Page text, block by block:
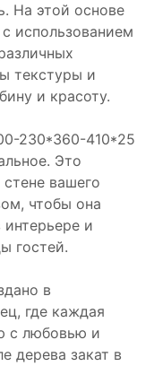
На этой основе
использованием
текстуры и
и красоту.
230*360-410*25
Это
вашего
чтобы она
и
гостей.
в
где каждая
с любовью и
дерева закат в